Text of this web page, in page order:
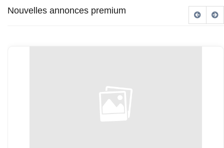
Nouvelles annonces premium